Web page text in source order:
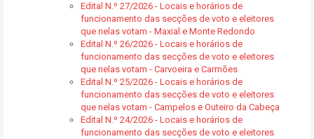
Edital N.º 27/2026 - Locais e horários de
funcionamento das secções de voto e eleitores
que nelas votam - Maxial e Monte Redondo
Edital N.º 26/2026 - Locais e horários de
funcionamento das secções de voto e eleitores
que nelas votam - Carvoeira e Carmões
Edital N.º 25/2026 - Locais e horários de
funcionamento das secções de voto e eleitores
que nelas votam - Campelos e Outeiro da Cabeça
Edital N.º 24/2026 - Locais e horários de
funcionamento das secções de voto e eleitores